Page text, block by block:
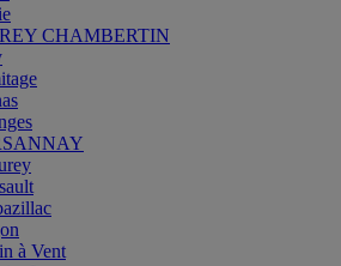
CHAMBERTIN
à Vent